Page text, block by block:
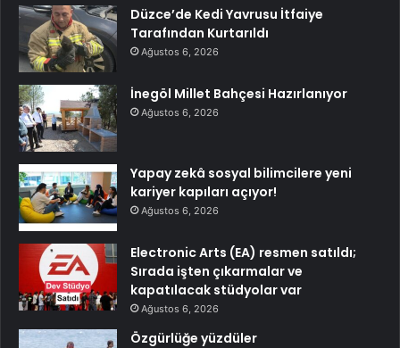
Düzce’de Kedi Yavrusu İtfaiye
Tarafından Kurtarıldı
Ağustos 6, 2026
İnegöl Millet Bahçesi Hazırlanıyor
Ağustos 6, 2026
Yapay zekâ sosyal bilimcilere yeni
kariyer kapıları açıyor!
Ağustos 6, 2026
Electronic Arts (EA) resmen satıldı;
Sırada işten çıkarmalar ve
kapatılacak stüdyolar var
Ağustos 6, 2026
Özgürlüğe yüzdüler